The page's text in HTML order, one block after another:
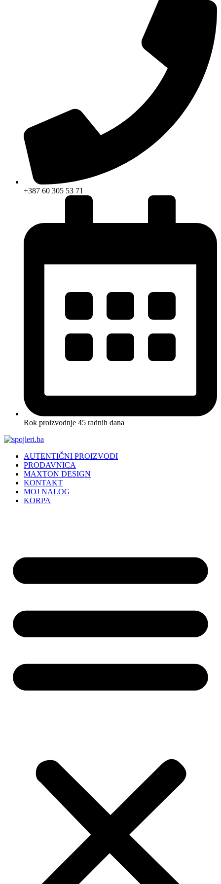
+387 60 305 53 71
Rok proizvodnje 45 radnih dana
AUTENTIČNI PROIZVODI
PRODAVNICA
MAXTON DESIGN
KONTAKT
MOJ NALOG
KORPA